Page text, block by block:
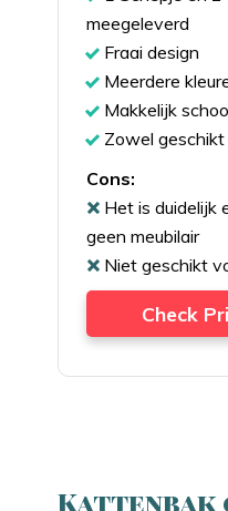
meegeleverd
Fraai design
Meerdere
Makkelijk
Zowel
Cons:
Het is duidelijk
geen meubilair
Niet geschikt
Check
Kattenbak